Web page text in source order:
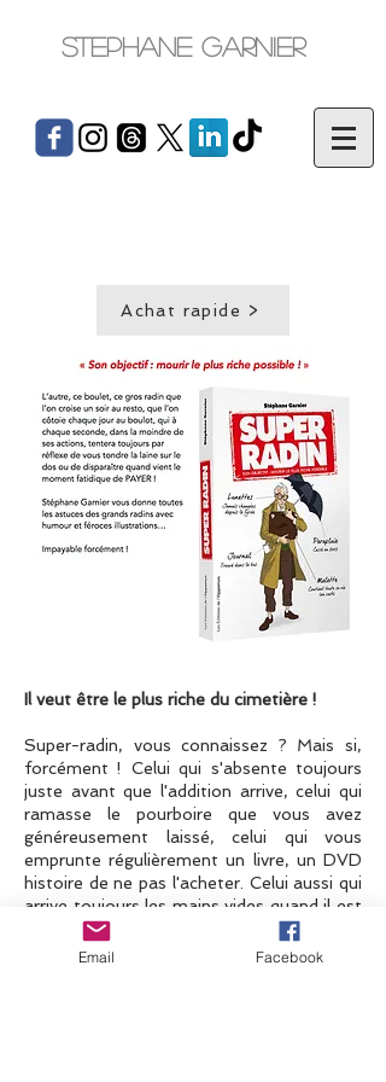
Stephane Garnier
Achat rapide >
Il veut être le plus riche du cimetière !
Super-radin, vous connaissez ? Mais si,
forcément ! Celui qui s'absente toujours
juste avant que l'addition arrive, celui qui
ramasse le pourboire que vous avez
généreusement laissé, celui qui vous
emprunte régulièrement un livre, un DVD
histoire de ne pas l'acheter. Celui aussi qui
arrive toujours les mains vides quand il est
invité. Le même qui ne rend jamais les
invitations... d'ailleurs personne ne sait
Email Facebook